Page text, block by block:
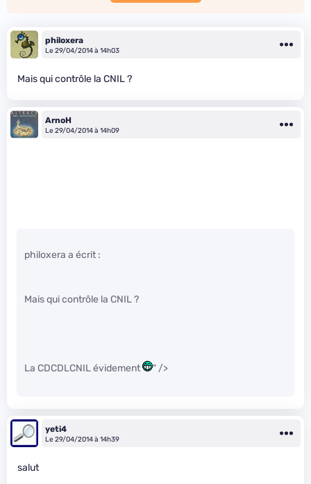
philoxera
Le 29/04/2014 à 14h03
Mais qui contrôle la CNIL ?
ArnoH
Le 29/04/2014 à 14h09
philoxera a écrit :
Mais qui contrôle la CNIL ?
La CDCDLCNIL évidement " />
yeti4
Le 29/04/2014 à 14h39
salut